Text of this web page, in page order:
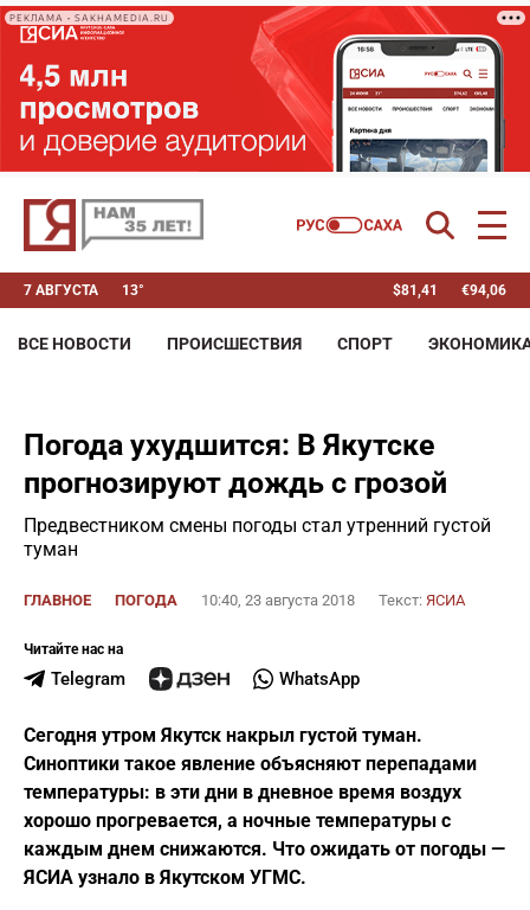
РЕКЛАМА • SAKHAMEDIA.RU
7 АВГУСТА 13° $81,41 €94,06
ВСЕ НОВОСТИ ПРОИСШЕСТВИЯ СПОРТ
Погода ухудшится: В Якутске
прогнозируют дождь с грозой
Предвестником смены погоды стал утренний густой
туман
ГЛАВНОЕ ПОГОДА 10:40, 23 августа 2018 Текст: ЯСИА
Читайте нас на
Telegram WhatsApp
Сегодня утром Якутск накрыл густой туман.
Синоптики такое явление объясняют перепадами
температуры: в эти дни в дневное время воздух
хорошо прогревается, а ночные температуры с
каждым днем снижаются. Что ожидать от погоды —
ЯСИА узнало в Якутском УГМС.